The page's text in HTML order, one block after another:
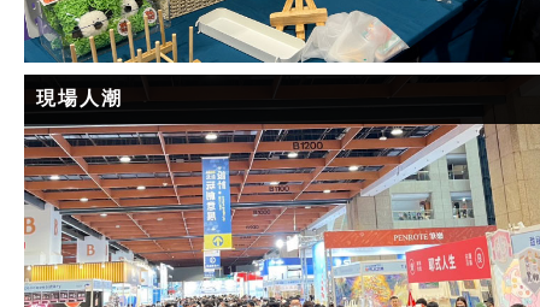
現場人潮